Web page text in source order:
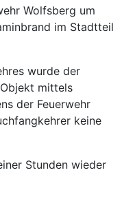
Wolfsberg um
im Stadtteil
wurde der
mittels
der Feuerwehr
keine
Stunden wieder